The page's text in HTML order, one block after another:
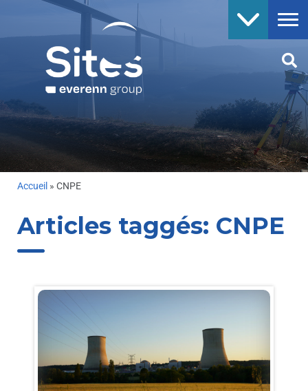
Accueil » CNPE
Articles taggés: CNPE